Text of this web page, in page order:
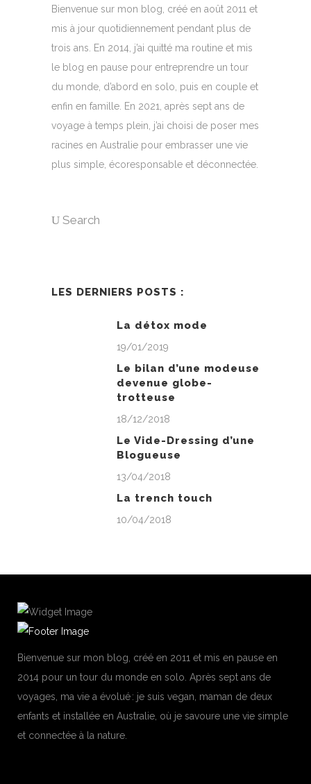
Bienvenue sur mon blog, créé en août 2011 et
mis à jour quotidiennement pendant plus de
trois ans. En 2014, j’ai quitté ma routine et mis
le blog en pause pour entreprendre un tour
du monde, d’abord en solo, puis en couple et
enfin en famille. En 2021, après sept ans de
voyage à temps plein, j’ai choisi de poser mes
racines en Australie pour embrasser une vie
plus simple, écoresponsable et déconnectée.
Search
LES DERNIERS POSTS :
La détox mode
19/01/2019
Le bilan d’une modeuse
devenue globe-
trotteuse
18/12/2018
Le Vide-Dressing d’une
Blogueuse
13/04/2018
La trench touch
10/04/2018
Bienvenue sur mon blog, créé en 2011 et mis en pause en
2014 pour un tour du monde en solo. Après sept ans de
voyages, ma vie a évolué : je suis vegan, maman de deux
enfants et installée en Australie, où je savoure une vie simple
et connectée à la nature.